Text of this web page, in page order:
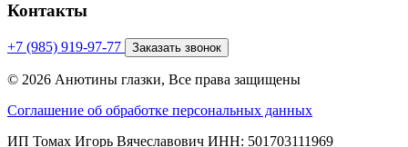
Контакты
+7 (985) 919-97-77 Заказать звонок
© 2026 Анютины глазки, Все права защищены
Соглашение об обработке персональных данных
ИП Томах Игорь Вячеславович ИНН: 501703111969